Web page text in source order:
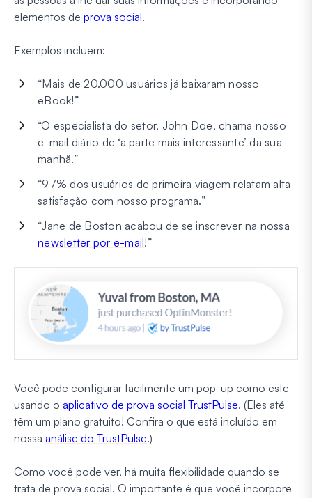
elementos de prova social.
Exemplos incluem:
“Mais de 20.000 usuários já baixaram nosso
eBook!”
“O especialista do setor, John Doe, chama nosso
e-mail diário de ‘a parte mais interessante’ da sua
manhã.”
“97% dos usuários de primeira viagem relatam alta
satisfação com nosso programa.”
“Jane de Boston acabou de se inscrever na nossa
newsletter por e-mail!”
Você pode configurar facilmente um pop-up como este
usando o aplicativo de prova social TrustPulse. (Eles até
têm um plano gratuito! Confira o que está incluído em
nossa análise do TrustPulse.)
Como você pode ver, há muita flexibilidade quando se
trata de prova social. O importante é que você incorpore